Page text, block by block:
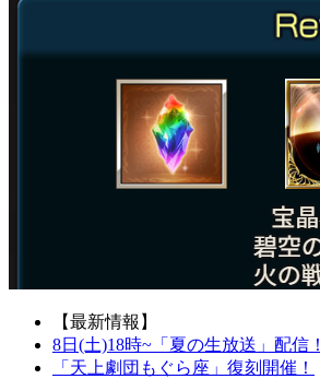
【最新情報】
8日(土)18時~「夏の生放送」配信！
「天上劇団もぐら座」復刻開催！